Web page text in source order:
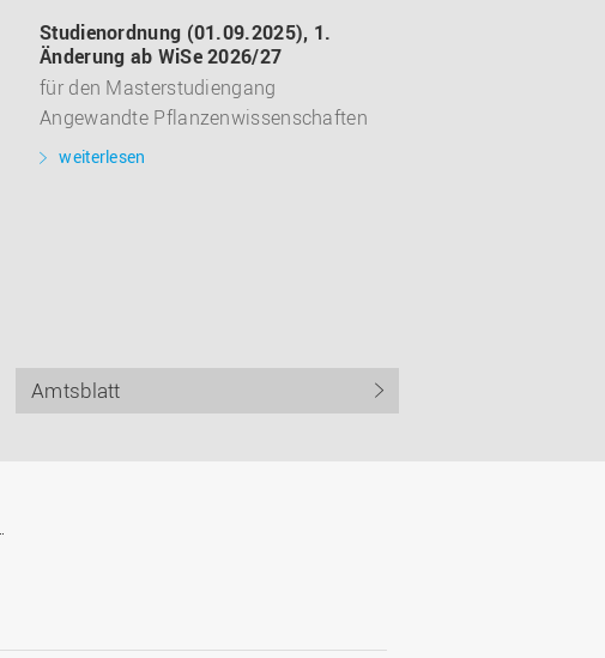
Studienordnung (01.09.2025), 1.
Änderung ab WiSe 2026/27
für den Masterstudiengang
Angewandte Pflanzenwissenschaften
weiterlesen
Amtsblatt